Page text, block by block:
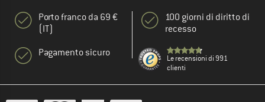
Porto franco da 69 €
(IT)
Pagamento sicuro
100 giorni di diritto di
recesso
Le recensioni di 991
clienti